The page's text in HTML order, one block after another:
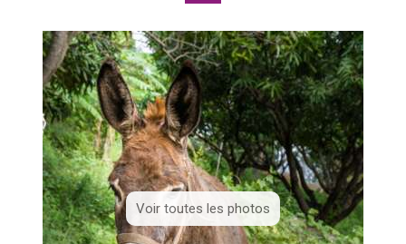
Voir toutes les photos